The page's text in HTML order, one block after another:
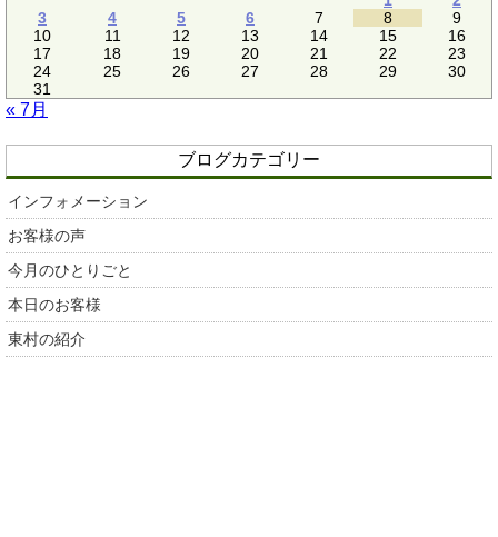
3
4 5 6 7 8
9
10
11 12 13 14 15
16
17
18 19 20 21 22
23
24
25 26 27 28 29
30
31
« 7月
ブログカテゴリー
インフォメーション
お客様の声
今月のひとりごと
本日のお客様
東村の紹介